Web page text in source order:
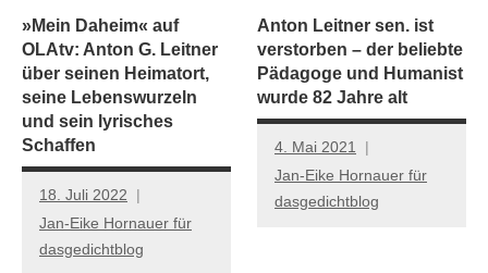
»Mein Daheim« auf
OLAtv: Anton G. Leitner
über seinen Heimatort,
seine Lebenswurzeln
und sein lyrisches
Schaffen
18. Juli 2022
Jan-Eike Hornauer für
dasgedichtblog
Anton Leitner sen. ist
verstorben – der beliebte
Pädagoge und Humanist
wurde 82 Jahre alt
4. Mai 2021
Jan-Eike Hornauer für
dasgedichtblog